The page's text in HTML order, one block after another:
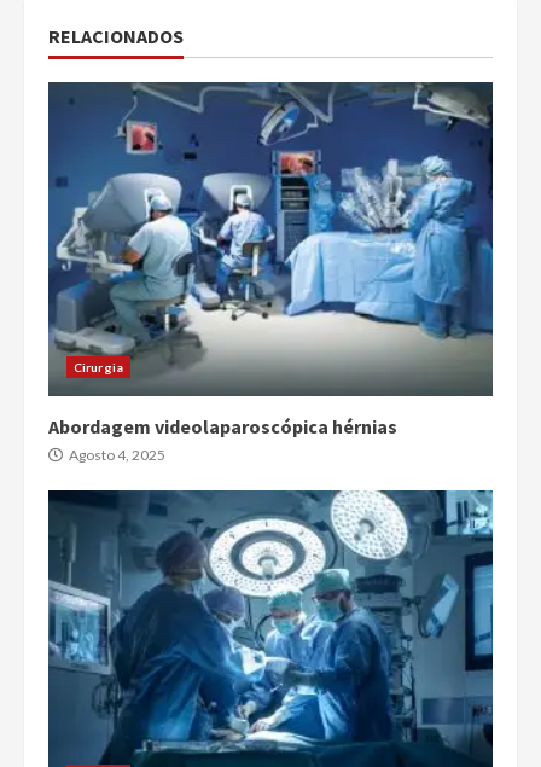
RELACIONADOS
Cirurgia
Abordagem videolaparoscópica hérnias
Agosto 4, 2025